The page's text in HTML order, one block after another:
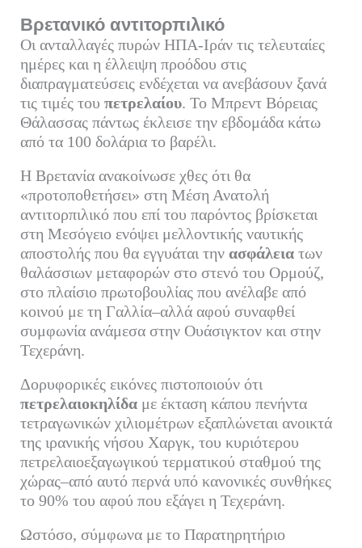
Βρετανικό αντιτορπιλικό
Οι ανταλλαγές πυρών ΗΠΑ-Ιράν τις τελευταίες
ημέρες και η έλλειψη προόδου στις
διαπραγματεύσεις ενδέχεται να ανεβάσουν ξανά
τις τιμές του πετρελαίου. Το Μπρεντ Βόρειας
Θάλασσας πάντως έκλεισε την εβδομάδα κάτω
από τα 100 δολάρια το βαρέλι.
Η Βρετανία ανακοίνωσε χθες ότι θα
«προτοποθετήσει» στη Μέση Ανατολή
αντιτορπιλικό που επί του παρόντος βρίσκεται
στη Μεσόγειο ενόψει μελλοντικής ναυτικής
αποστολής που θα εγγυάται την ασφάλεια των
θαλάσσιων μεταφορών στο στενό του Ορμούζ,
στο πλαίσιο πρωτοβουλίας που ανέλαβε από
κοινού με τη Γαλλία–αλλά αφού συναφθεί
συμφωνία ανάμεσα στην Ουάσιγκτον και στην
Τεχεράνη.
Δορυφορικές εικόνες πιστοποιούν ότι
πετρελαιοκηλίδα με έκταση κάπου πενήντα
τετραγωνικών χιλιομέτρων εξαπλώνεται ανοικτά
της ιρανικής νήσου Χαργκ, του κυριότερου
πετρελαιοεξαγωγικού τερματικού σταθμού της
χώρας–από αυτό περνά υπό κανονικές συνθήκες
το 90% του αφού που εξάγει η Τεχεράνη.
Ωστόσο, σύμφωνα με το Παρατηρητήριο